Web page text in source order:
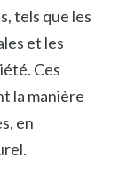
tels que les
et les
Ces
la manière
en